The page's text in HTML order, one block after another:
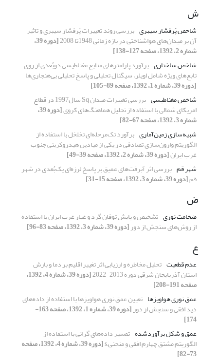
ش
شاخص پُرفشار سیبری بررسی روند تغییرات پُرفشار سیبری و تاثیر
آن بر میدان‌‌های هواشناختی در بازه زمانی 1948تا 2008 [دوره 39،
شماره 2، 1392، صفحه 127-138]
شاخص ساختاری برآورد پارامترهای منابع مغناطیسی دوبُعدی از روی
تابع‌های ویژه شامل اویلر، سیگنال تحلیلی و پاسخ تحلیلی بی‌هنجاری‌ها
[دوره 39، شماره 1، 1392، صفحه 89-105]
شاخص مغناطیسی
بررسی تغییرات میدان Sq سال1997 در قطاع
امریکای شمالی با استفاده از تحلیل هماهنگ‌های کروی [دوره 39،
شماره 3، 1392، صفحه 67-82]
شبیه‌سازی زمین‌آماری برآورد تک‌مرحله‌ای تخلخل با استفاده از
الگوریتم وارون‌سازی تصادفی در یکی از میادین هیدروکربنی جنوب
غرب ایران[دوره 39، شماره 2، 1392، صفحه 39-49]
شهر قم بررسی اثر آبرفت‌های عمیق بر پاسخ لرزه‌ای یک‌بُعدی در شهر
قم[دوره 39، شماره 3، 1392، صفحه 15-31]
ض
ضخامت نوری تشخیص و پایش توفان گرد و غبار غرب ایران با استفاده
از روش‌‌‌های سنجش از دور[دوره 39، شماره 3، 1392، صفحه 83-96]
ع
عدم قطعیت تحلیل مخاطره و ارزیابی اثر تغییر اقلیم بر دما و بارش
استان آذربایجان شرقی دوره 2013-2022 [دوره 39، شماره 4، 1392،
صفحه 191-208]
عمق نوری هواویزها تعیین عمق نوری هواویزها با استفاده از داده‌ها‌‌ی
دید افقی و سنجش از دور [دوره 39، شماره 1، 1392، صفحه 163-
174]
عمق و شکل برآوردشده تفسیر داده‌های گرانی با استفاده از
الگوریتم مشتق چهارم افقی و منحنی–s [دوره 39، شماره 4، 1392، صفحه
73-82]